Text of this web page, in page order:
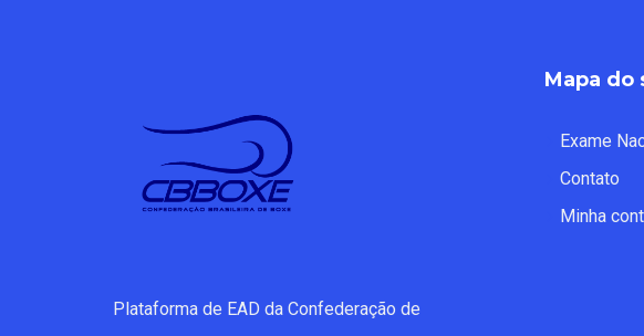
Plataforma de EAD da Confederação de
Mapa do
Exame
Contato
Minha